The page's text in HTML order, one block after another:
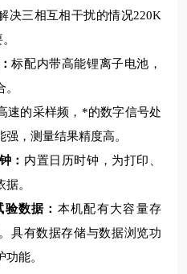
决三相互相干扰的情况220K
标配内带高能锂离子电池，
速的采样频，*的数字信号处
，测量结果精度高。
： 内置日历时钟，为打印、
。
数据： 本机配有大容量存
具有数据存储与数据浏览功
能。